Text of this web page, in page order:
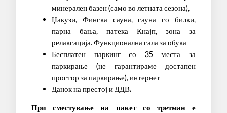
минерален базен (само во летната сезона),
Џакузи, Финска сауна, сауна со билки,
парна бања, патека Кнајп, зона за
релаксација. Функционална сала за обука
Бесплатен паркинг со 35 места за
паркирање (не гарантираме достапен
простор за паркирање), интернет
Данок на престој и ДДВ.
При сместување на пакет со третман е